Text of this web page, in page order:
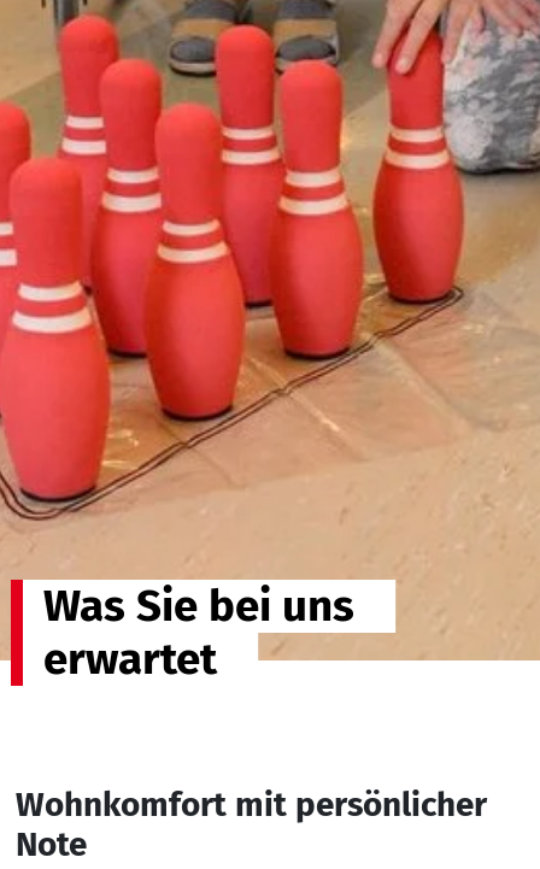
Was Sie bei uns
erwartet
Wohnkomfort mit persönlicher
Note